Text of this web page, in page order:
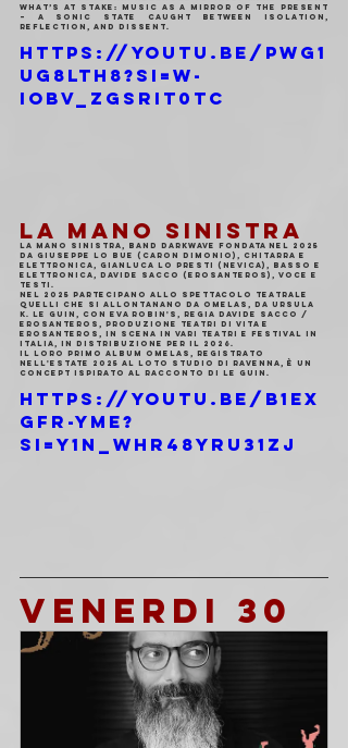
what’s at stake: music as a mirror of the present
– a sonic state caught between isolation,
reflection, and dissent.
https://youtu.be/Pwg1
UG8lTH8?si=W-
IObV_zgsRIt0Tc
LA MANO SINISTRA
La Mano Sinistra, band darkwave fondata nel 2025
da Giuseppe Lo Bue (Caron Dimonio), chitarra e
elettronica, Gianluca Lo Presti (Nevica), basso e
elettronica, Davide Sacco (ErosAntEros), voce e
testi.
Nel 2025 partecipano allo spettacolo teatrale
Quelli che si allontanano da Omelas, da Ursula
K. Le Guin, con Eva Robin's, regia Davide Sacco /
ErosAntEros, produzione Teatri di Vita e
ErosAntEros, in scena in vari teatri e festival in
Italia, in distribuzione per il 2026.
Il loro primo album Omelas, registrato
nell'estate 2025 al Loto Studio di Ravenna, è un
concept ispirato al racconto di Le Guin.
https://youtu.be/b1eX
gfr-ymE?
si=y1n_WHR48YRu31zj
VENERDI 30